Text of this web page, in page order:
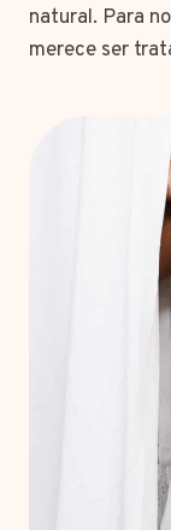
natural. Para
merece ser